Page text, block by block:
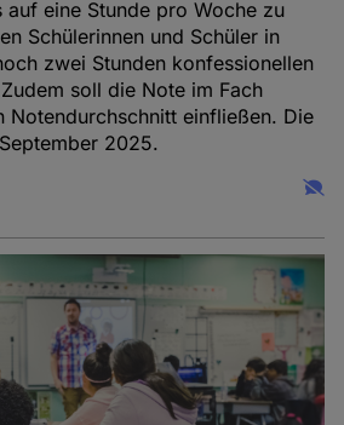
auf eine Stunde pro Woche zu
Schülerinnen und Schüler in
zwei Stunden konfessionellen
soll die Note im Fach
Notendurchschnitt einfließen. Die
2025.